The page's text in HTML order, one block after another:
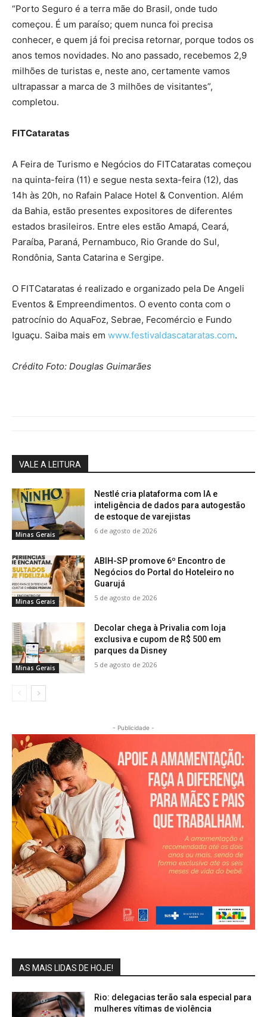
“Porto Seguro é a terra mãe do Brasil, onde tudo
começou. É um paraíso; quem nunca foi precisa
conhecer, e quem já foi precisa retornar, porque todos os
anos temos novidades. No ano passado, recebemos 2,9
milhões de turistas e, neste ano, certamente vamos
ultrapassar a marca de 3 milhões de visitantes”,
completou.
FITCataratas
A Feira de Turismo e Negócios do FITCataratas começou
na quinta-feira (11) e segue nesta sexta-feira (12), das
14h às 20h, no Rafain Palace Hotel & Convention. Além
da Bahia, estão presentes expositores de diferentes
estados brasileiros. Entre eles estão Amapá, Ceará,
Paraíba, Paraná, Pernambuco, Rio Grande do Sul,
Rondônia, Santa Catarina e Sergipe.
O FITCataratas é realizado e organizado pela De Angeli
Eventos & Empreendimentos. O evento conta com o
patrocínio do AquaFoz, Sebrae, Fecomércio e Fundo
Iguaçu. Saiba mais em www.festivaldascataratas.com.
Crédito Foto: Douglas Guimarães
VALE A LEITURA
Minas Gerais
Nestlé cria plataforma com IA e
inteligência de dados para autogestão
de estoque de varejistas
6 de agosto de 2026
Minas Gerais
ABIH-SP promove 6º Encontro de
Negócios do Portal do Hoteleiro no
Guarujá
5 de agosto de 2026
Minas Gerais
Decolar chega à Privalia com loja
exclusiva e cupom de R$ 500 em
parques da Disney
5 de agosto de 2026
- Publicidade -
AS MAIS LIDAS DE HOJE!
Rio: delegacias terão sala especial para
mulheres vítimas de violência